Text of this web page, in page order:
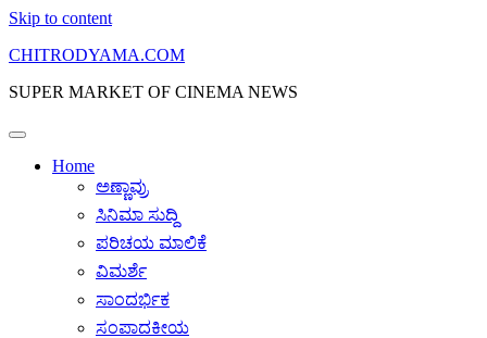
Skip to content
CHITRODYAMA.COM
SUPER MARKET OF CINEMA NEWS
Home
ಅಣ್ಣಾವ್ರು
ಸಿನಿಮಾ ಸುದ್ದಿ
ಪರಿಚಯ ಮಾಲಿಕೆ
ವಿಮರ್ಶೆ
ಸಾಂದರ್ಭಿಕ
ಸಂಪಾದಕೀಯ